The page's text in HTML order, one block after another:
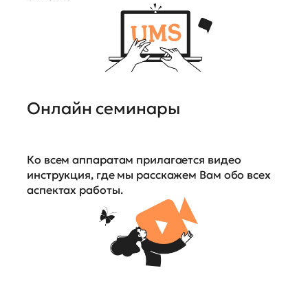
Онлайн семинары
Ко всем аппаратам прилагается видео
инструкция, где мы расскажем Вам обо всех
аспектах работы.